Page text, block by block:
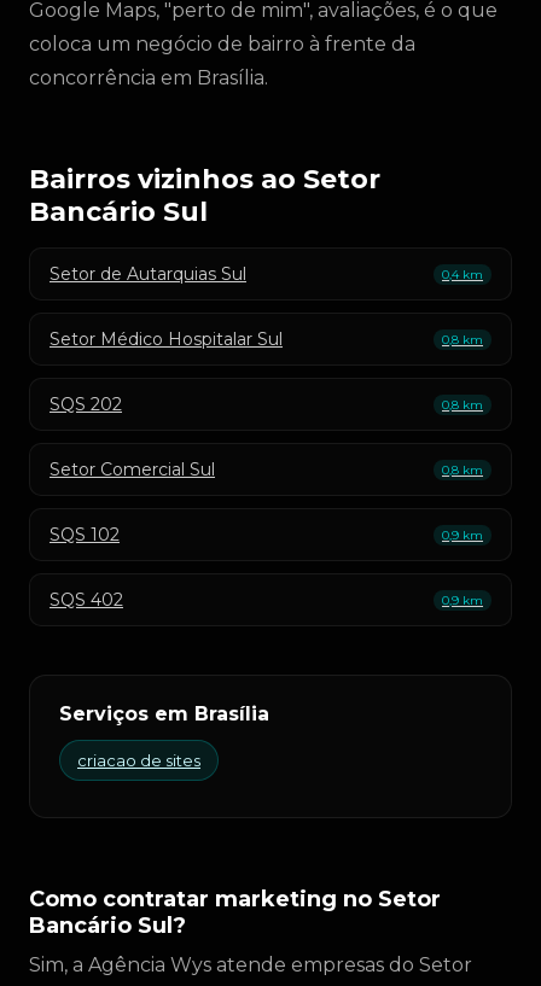
Google Maps, "perto de mim", avaliações, é o que
coloca um negócio de bairro à frente da
concorrência em Brasília.
Bairros vizinhos ao Setor
Bancário Sul
Setor de Autarquias Sul 0,4 km
Setor Médico Hospitalar Sul 0,8 km
SQS 202 0,8 km
Setor Comercial Sul 0,8 km
SQS 102 0,9 km
SQS 402 0,9 km
Serviços em Brasília
criacao de sites
Como contratar marketing no Setor
Bancário Sul?
Sim, a Agência Wys atende empresas do Setor